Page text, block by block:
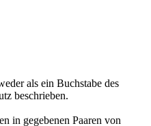
als ein Buchstabe des
beschrieben.
in gegebenen Paaren von